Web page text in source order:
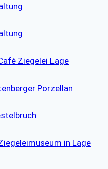
Ziegelei Lage
Porzellan
in Lage